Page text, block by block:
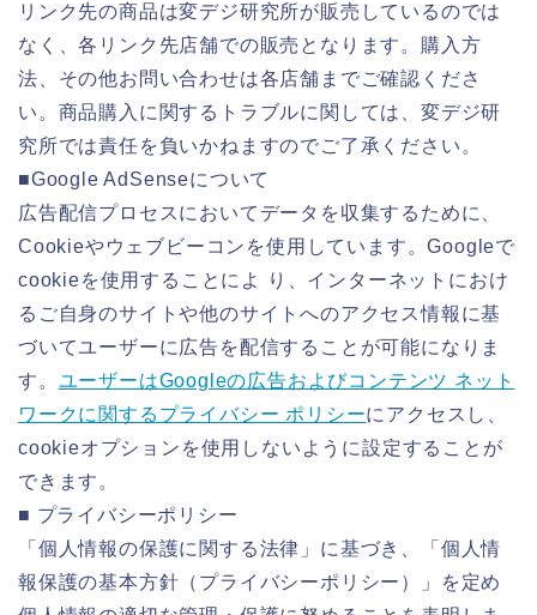
リンク先の商品は変デジ研究所が販売しているのでは
なく、各リンク先店舗での販売となります。購入方
法、その他お問い合わせは各店舗までご確認くださ
い。商品購入に関するトラブルに関しては、変デジ研
究所では責任を負いかねますのでご了承ください。
■Google AdSenseについて
広告配信プロセスにおいてデータを収集するために、
Cookieやウェブビーコンを使用しています。Googleで
cookieを使用することによ り、インターネットにおけ
るご自身のサイトや他のサイトへのアクセス情報に基
づいてユーザーに広告を配信することが可能になりま
す。 ユーザーはGoogleの広告およびコンテンツ ネット
ワークに関するプライバシー ポリシーにアクセスし、
cookieオプションを使用しないように設定することが
できます。
■ プライバシーポリシー
「個人情報の保護に関する法律」に基づき、「個人情
報保護の基本方針（プライバシーポリシー）」を定め